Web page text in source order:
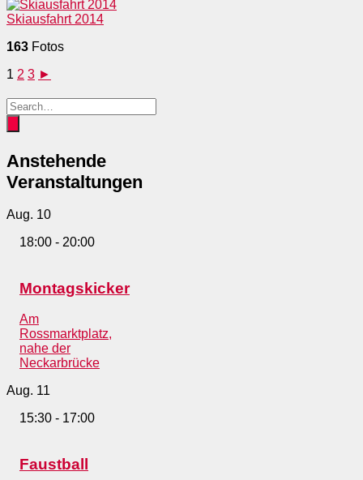
Skiausfahrt 2014
163 Fotos
1 2 3 ►
Anstehende
Veranstaltungen
Aug. 10
18:00 - 20:00
Montagskicker
Am
Rossmarktplatz,
nahe der
Neckarbrücke
Aug. 11
15:30 - 17:00
Faustball